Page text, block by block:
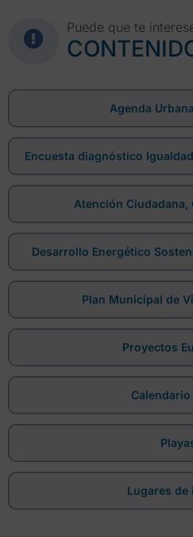
Puede que te
Agenda
Encuesta diagnóstico
Atención
Desarrollo Energético
Plan Municipal de
Proyectos
Calendario
Lugares de